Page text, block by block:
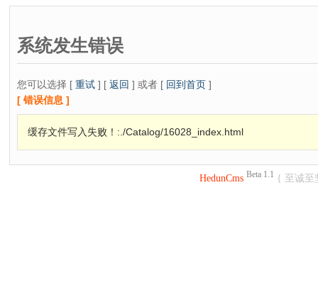
系统发生错误
您可以选择 [ 重试 ] [ 返回 ] 或者 [ 回到首页 ]
[ 错误信息 ]
缓存文件写入失败！:./Catalog/16028_index.html
HedunCms Beta 1.1 { 至诚至